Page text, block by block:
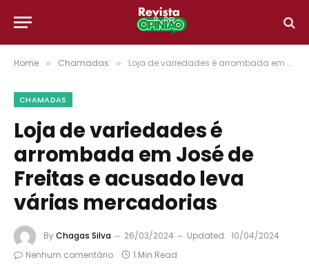
Home » Chamadas » Loja de variedades é arrombada em José de Freitas e acusado leva várias mercadorias
CHAMADAS
Loja de variedades é
arrombada em José de
Freitas e acusado leva
várias mercadorias
ByChagas Silva 26/03/2024 Updated: 10/04/2024
Nenhum comentário
1 Min Read